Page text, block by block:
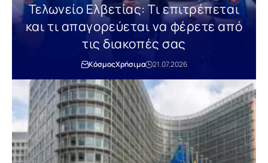
Τελωνείο Ελβετίας: Τι επιτρέπεται
και τι απαγορεύεται να φέρετε από
τις διακοπές σας
ΚόσμοςΧρήσιμα 21.07.2026